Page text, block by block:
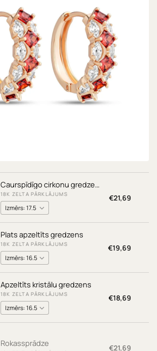
Caurspīdīgo cirkonu gredzens
18K ZELTA PĀRKLĀJUMS €21,69
Plats apzeltīts gredzens
18K ZELTA PĀRKLĀJUMS €19,69
Apzeltīts kristālu gredzens
18K ZELTA PĀRKLĀJUMS €18,69
Rokassprādze €21,69